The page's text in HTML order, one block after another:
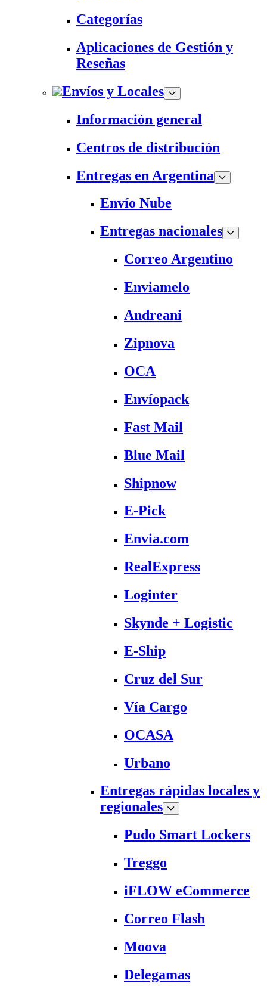
Categorías
Aplicaciones de Gestión y
Reseñas
Envíos y Locales
Información general
Centros de distribución
Entregas en Argentina
Envío Nube
Entregas nacionales
Correo Argentino
Enviamelo
Andreani
Zipnova
OCA
Envíopack
Fast Mail
Blue Mail
Shipnow
E-Pick
Envia.com
RealExpress
Loginter
Skynde + Logistic
E-Ship
Cruz del Sur
Vía Cargo
OCASA
Urbano
Entregas rápidas locales y
regionales
Pudo Smart Lockers
Treggo
iFLOW eCommerce
Correo Flash
Moova
Delegamas